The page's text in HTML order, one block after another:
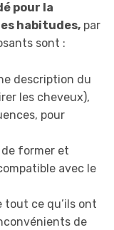
pour la
habitudes, par
sont :
description du
les cheveux),
pour
de former et
avec le
ce qu’ils ont
de